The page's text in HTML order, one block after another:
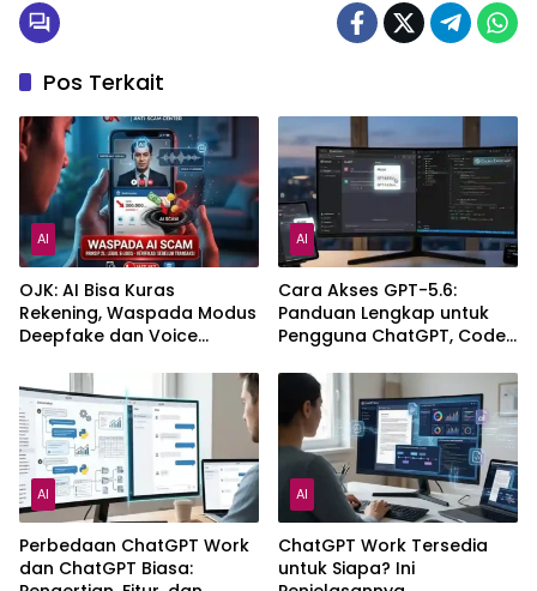
Pos Terkait
AI
OJK: AI Bisa Kuras
Rekening, Waspada Modus
Deepfake dan Voice
AI
Cara Akses GPT-5.6:
Panduan Lengkap untuk
Pengguna ChatGPT, Codex,
AI
Perbedaan ChatGPT Work
dan ChatGPT Biasa:
AI
ChatGPT Work Tersedia
untuk Siapa? Ini